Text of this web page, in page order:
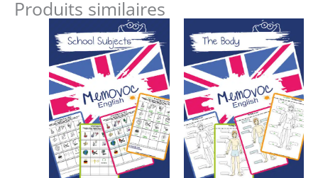
Produits similaires